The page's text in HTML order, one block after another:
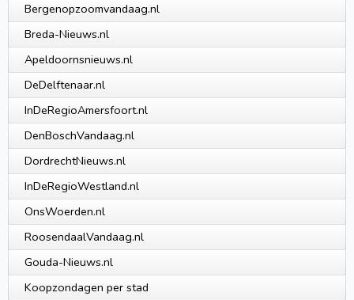
Bergenopzoomvandaag.nl
Breda-Nieuws.nl
Apeldoornsnieuws.nl
DeDelftenaar.nl
InDeRegioAmersfoort.nl
DenBoschVandaag.nl
DordrechtNieuws.nl
InDeRegioWestland.nl
OnsWoerden.nl
RoosendaalVandaag.nl
Gouda-Nieuws.nl
Koopzondagen per stad